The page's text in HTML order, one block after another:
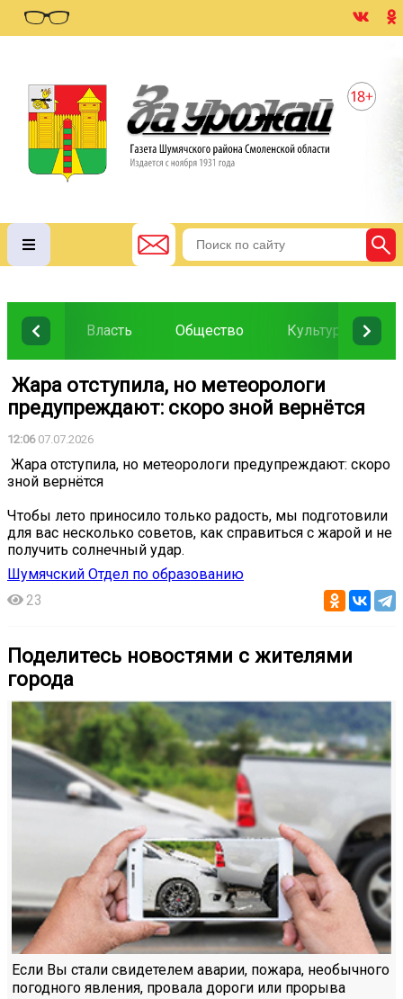
Власть Общество Культура
️ Жара отступила, но метеорологи
предупреждают: скоро зной вернётся
12:0607.07.2026
️ Жара отступила, но метеорологи предупреждают: скоро
зной вернётся
Чтобы лето приносило только радость, мы подготовили
для вас несколько советов, как справиться с жарой и не
получить солнечный удар.
Шумячский Отдел по образованию
23
Поделитесь новостями с жителями
города
Если Вы стали свидетелем аварии, пожара, необычного
погодного явления, провала дороги или прорыва